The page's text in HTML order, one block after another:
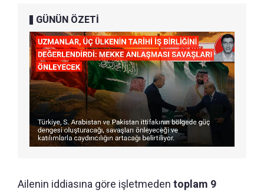
GÜNÜN ÖZETİ
Ailenin iddiasına göre işletmeden toplam 9